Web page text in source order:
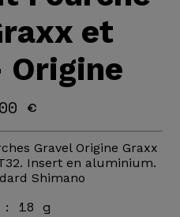
et
Origine
€
Gravel Origine Graxx
Insert en aluminium.
Shimano
: 18 g